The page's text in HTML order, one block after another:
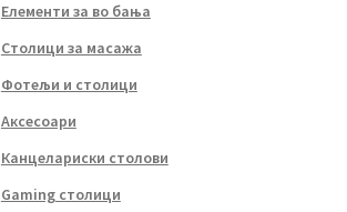
Елементи за во бања
Столици за масажа
Фотељи и столици
Аксесоари
Канцелариски столови
Gaming столици